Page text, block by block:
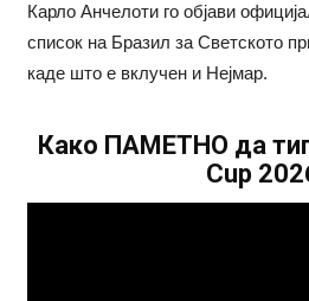
Карло Анчелоти го објави
список на Бразил за Светското
каде што е вклучен и Нејмар.
Како ПАМЕТНО да
Cup